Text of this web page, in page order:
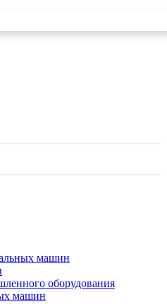
машин
оборудования
машин